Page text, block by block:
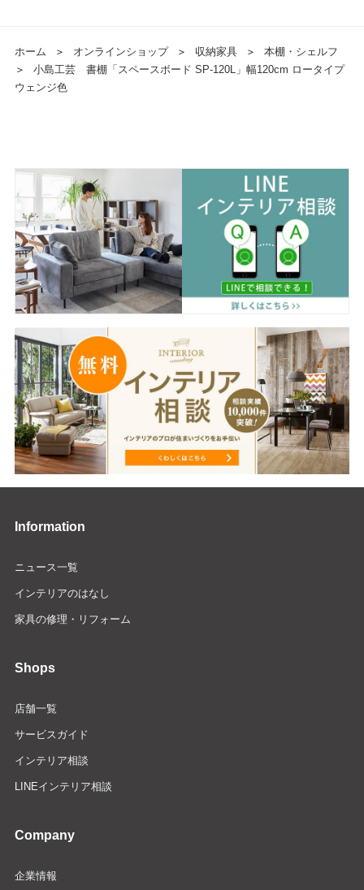
ホーム ＞ オンラインショップ ＞ 収納家具 ＞
本棚・シェルフ
＞
小島工芸 書棚「スペースボード SP-120L」幅120cm ロータイプ
ウェンジ色
Information
ニュース一覧
インテリアのはなし
家具の修理・リフォーム
Shops
店舗一覧
サービスガイド
インテリア相談
LINEインテリア相談
Company
企業情報